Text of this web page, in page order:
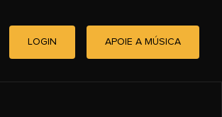
LOGIN APOIE A MÚSICA